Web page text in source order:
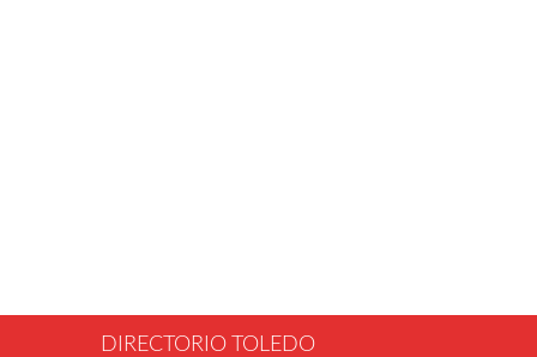
DIRECTORIO TOLEDO